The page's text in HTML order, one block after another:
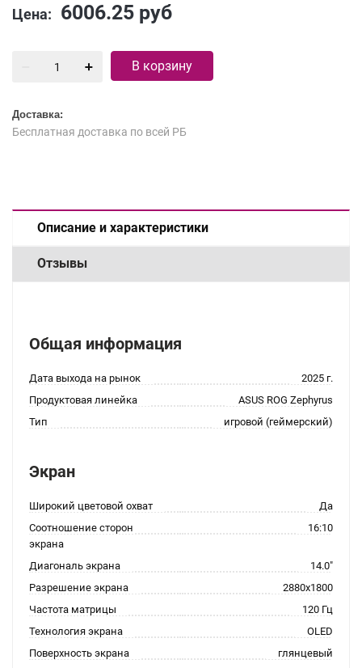
Цена: 6006.25 руб
В корзину
Доставка:
Бесплатная доставка по всей РБ
Описание и характеристики
Отзывы
Общая информация
Дата выхода на рынок
2025 г.
Продуктовая линейка
ASUS ROG Zephyrus
Тип
игровой (геймерский)
Экран
Широкий цветовой охват
Да
Соотношение сторон
экрана
16:10
Диагональ экрана
14.0"
Разрешение экрана
2880x1800
Частота матрицы
120 Гц
Технология экрана
OLED
Поверхность экрана
глянцевый